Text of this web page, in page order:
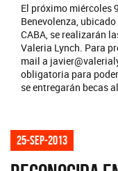
El próximo miércoles
Benevolenza,
CABA, se realizarán
Valeria Lynch. Para
mail a
obligatoria para
se entregarán becas
25-sep-2013